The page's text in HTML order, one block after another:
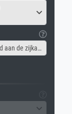
Canvas lijst - Afbeelding gespiegeld aan de zijkant